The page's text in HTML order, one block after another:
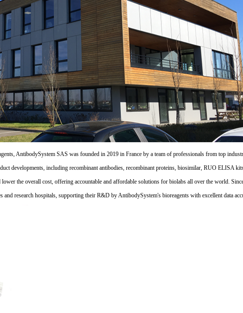
AntibodySystem SAS was founded in 2019 in France by a team of professionals from top
developments, including recombinant antibodies, recombinant proteins, biosimilar, RUO ELISA
the overall cost, offering accountable and affordable solutions for biolabs all over the world.
and research hospitals, supporting their R&D by AntibodySystem's bioreagents with excellent data